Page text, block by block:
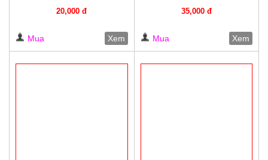
20,000 đ
Mua Xem
35,000 đ
Mua Xem